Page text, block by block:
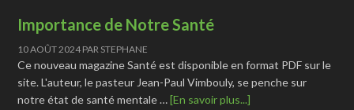
Importance de Notre Santé
10 AOÛT 2024PAR STEPHANE
Ce nouveau magazine Santé est disponible en format PDF sur le
site. L'auteur, le pasteur Jean-Paul Vimbouly, se penche sur
notre état de santé mentale …[En savoir plus...]